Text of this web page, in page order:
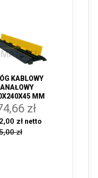
KABLOWY
MM
zł
zł
zł